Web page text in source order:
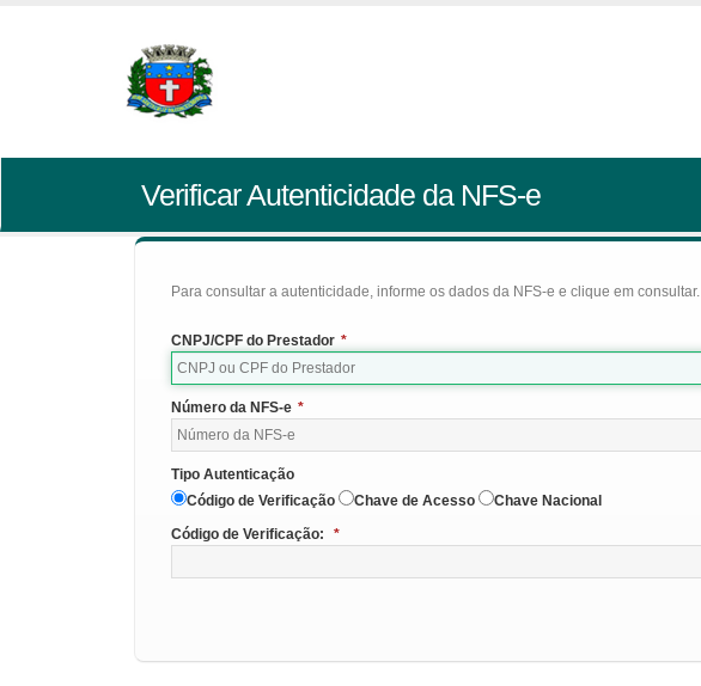
Verificar Autenticidade da NFS-e
Para consultar a autenticidade, informe os dados da NFS-e e clique em consultar.
CNPJ/CPF do Prestador *
Número da NFS-e *
Tipo Autenticação
Código de Verificação
Chave de Acesso
Chave Nacional
Código de Verificação:
*